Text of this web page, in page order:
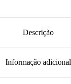
Descrição
Informação adicional